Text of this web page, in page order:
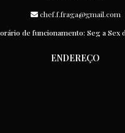
chef.f.fraga@gmail.com
de funcionamento: Seg a Sex
ENDEREÇO